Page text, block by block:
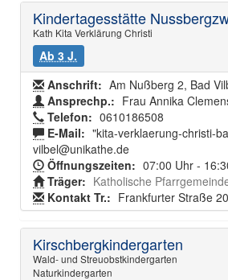
Kindertagesstätte
Kath Kita Verklärung Christi
Ab 3 J.
Anschrift: Am Nußberg 2, Bad
Ansprechp.: Frau Annika
Telefon: 0610186508
E-Mail: "kita-verklaerung-christi-
vilbel@unikathe.de
Öffnungszeiten: 07:00 Uhr -
Träger: Katholische
Kontakt Tr.: Frankfurter Straße
Kirschbergkindergarten
Wald- und Streuobstkindergarten
Naturkindergarten